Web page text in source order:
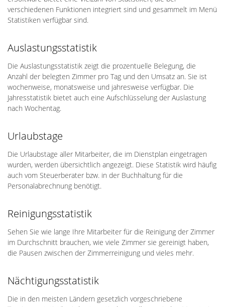
verschiedenen Funktionen integriert sind und gesammelt im Menü
Statistiken verfügbar sind.
Auslastungsstatistik
Die Auslastungsstatistik zeigt die prozentuelle Belegung, die
Anzahl der belegten Zimmer pro Tag und den Umsatz an. Sie ist
wochenweise, monatsweise und jahresweise verfügbar. Die
Jahresstatistik bietet auch eine Aufschlüsselung der Auslastung
nach Wochentag.
Urlaubstage
Die Urlaubstage aller Mitarbeiter, die im Dienstplan eingetragen
wurden, werden übersichtlich angezeigt. Diese Statistik wird häufig
auch vom Steuerberater bzw. in der Buchhaltung für die
Personalabrechnung benötigt.
Reinigungsstatistik
Sehen Sie wie lange Ihre Mitarbeiter für die Reinigung der Zimmer
im Durchschnitt brauchen, wie viele Zimmer sie gereinigt haben,
die Pausen zwischen der Zimmerreinigung und vieles mehr.
Nächtigungsstatistik
Die in den meisten Ländern gesetzlich vorgeschriebene